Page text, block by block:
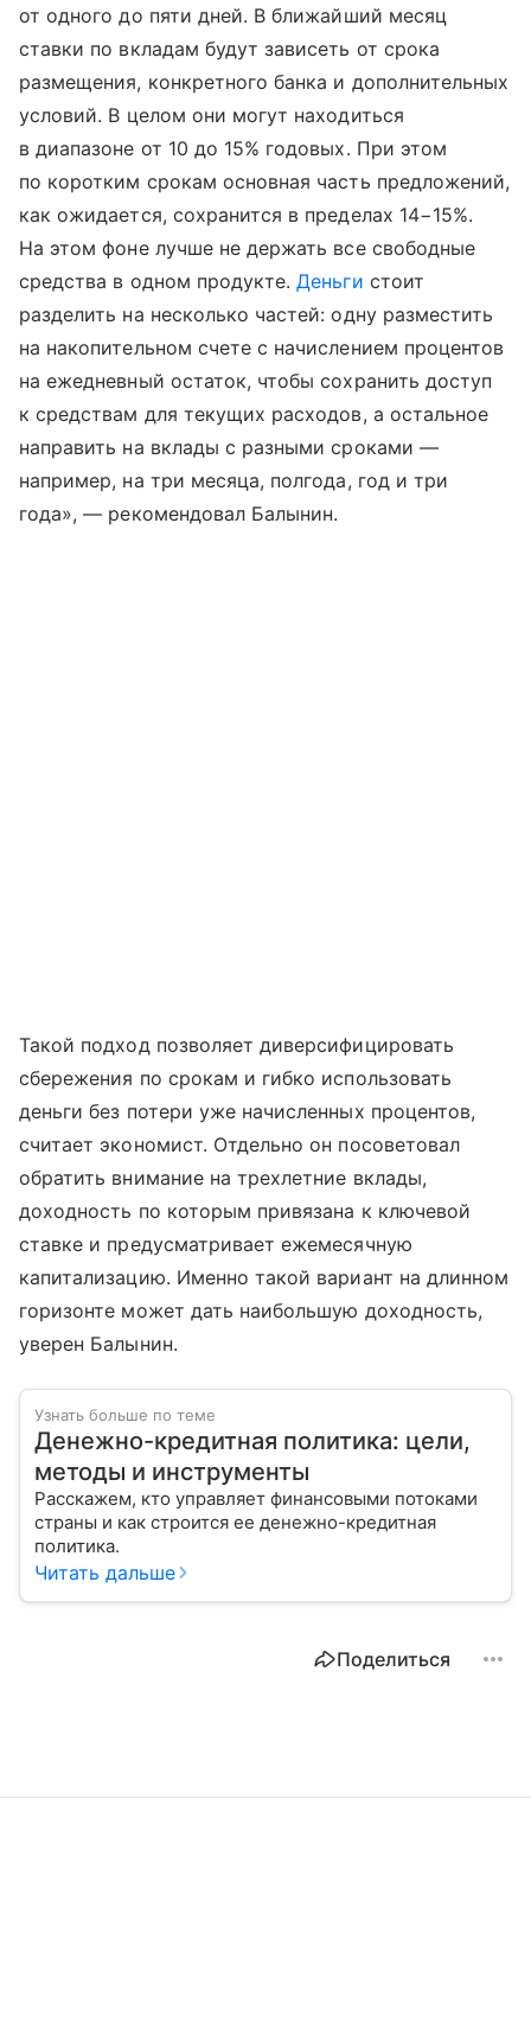
от одного до пяти дней. В ближайший месяц
ставки по вкладам будут зависеть от срока
размещения, конкретного банка и дополнительных
условий. В целом они могут находиться
в диапазоне от 10 до 15% годовых. При этом
по коротким срокам основная часть предложений,
как ожидается, сохранится в пределах 14−15%.
На этом фоне лучше не держать все свободные
средства в одном продукте.Деньги стоит
разделить на несколько частей: одну разместить
на накопительном счете с начислением процентов
на ежедневный остаток, чтобы сохранить доступ
к средствам для текущих расходов, а остальное
направить на вклады с разными сроками —
например, на три месяца, полгода, год и три
года», — рекомендовал Балынин.
Такой подход позволяет диверсифицировать
сбережения по срокам и гибко использовать
деньги без потери уже начисленных процентов,
считает экономист. Отдельно он посоветовал
обратить внимание на трехлетние вклады,
доходность по которым привязана к ключевой
ставке и предусматривает ежемесячную
капитализацию. Именно такой вариант на длинном
горизонте может дать наибольшую доходность,
уверен Балынин.
Узнать больше по теме
Денежно-кредитная политика: цели,
методы и инструменты
Расскажем, кто управляет финансовыми потоками
страны и как строится ее денежно-кредитная
политика.
Читать дальше
Поделиться